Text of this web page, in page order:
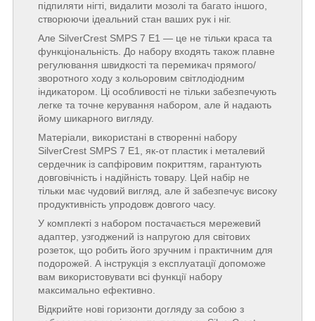
підпиляти нігті, видалити мозолі та багато іншого,
створюючи ідеальний стан ваших рук і ніг.
Але SilverCrest SMPS 7 E1 — це не тільки краса та
функціональність. До набору входять також плавне
регулювання швидкості та перемикач прямого/
зворотного ходу з кольоровим світлодіодним
індикатором. Ці особливості не тільки забезпечують
легке та точне керування набором, але й надають
йому шикарного вигляду.
Матеріали, використані в створенні набору
SilverCrest SMPS 7 E1, як-от пластик і металевий
сердечник із сапфіровим покриттям, гарантують
довговічність і надійність товару. Цей набір не
тільки має чудовий вигляд, але й забезпечує високу
продуктивність упродовж довгого часу.
У комплекті з набором постачається мережевий
адаптер, узгоджений із напругою для світових
розеток, що робить його зручним і практичним для
подорожей. А інструкція з експлуатації допоможе
вам використовувати всі функції набору
максимально ефективно.
Відкрийте нові горизонти догляду за собою з